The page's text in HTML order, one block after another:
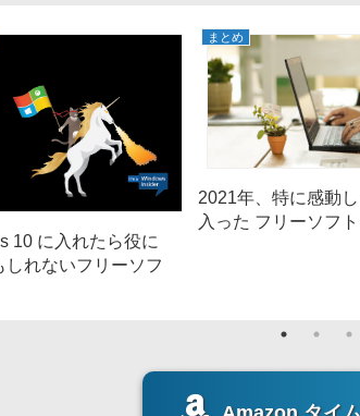
10 に入れたら役に
しれないフリーソフ
まとめ
2021年、特に感動
入った フリーソフト